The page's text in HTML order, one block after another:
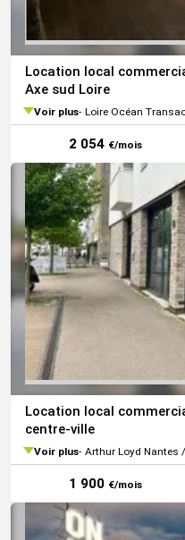
Location local
Axe sud Loire
Voir plus Loire Océan
2 054 €/mois
Location local
centre-ville
Voir plus Arthur Loyd Nantes
1 900 €/mois